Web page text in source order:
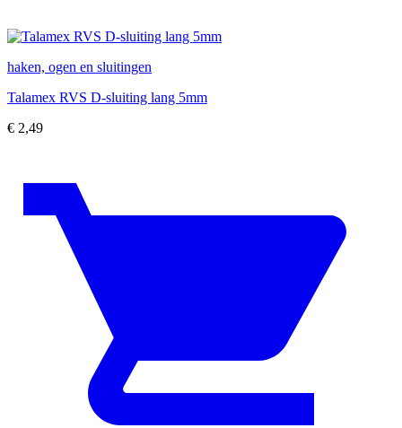
haken, ogen en sluitingen
Talamex RVS D-sluiting lang 5mm
€ 2,49